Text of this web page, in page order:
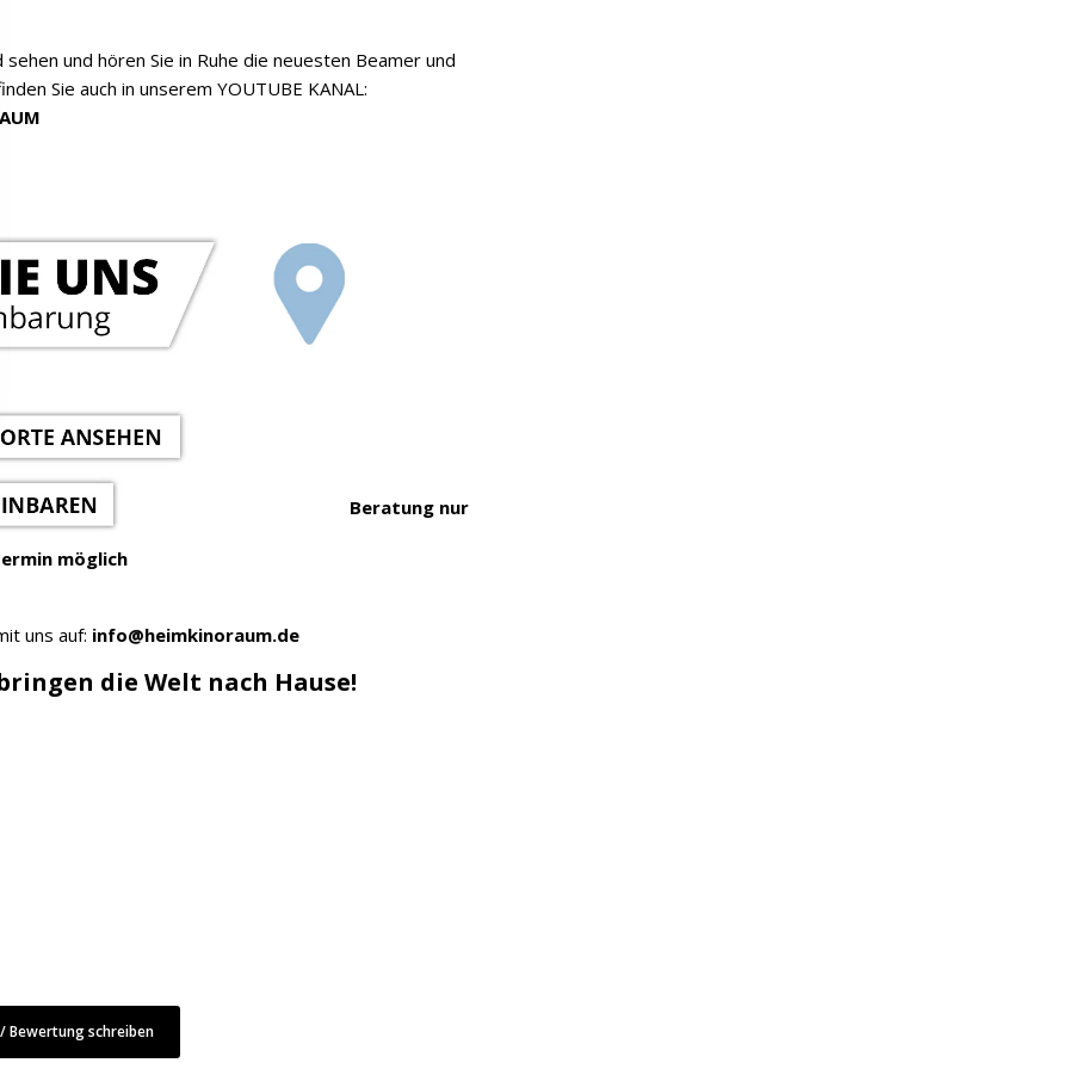
und hören Sie in Ruhe die neuesten Beamer und
Sie auch in unserem YOUTUBE KANAL:
Beratung nur
möglich
uns auf: info@heimkinoraum.de
die Welt nach Hause!
Bewertung schreiben